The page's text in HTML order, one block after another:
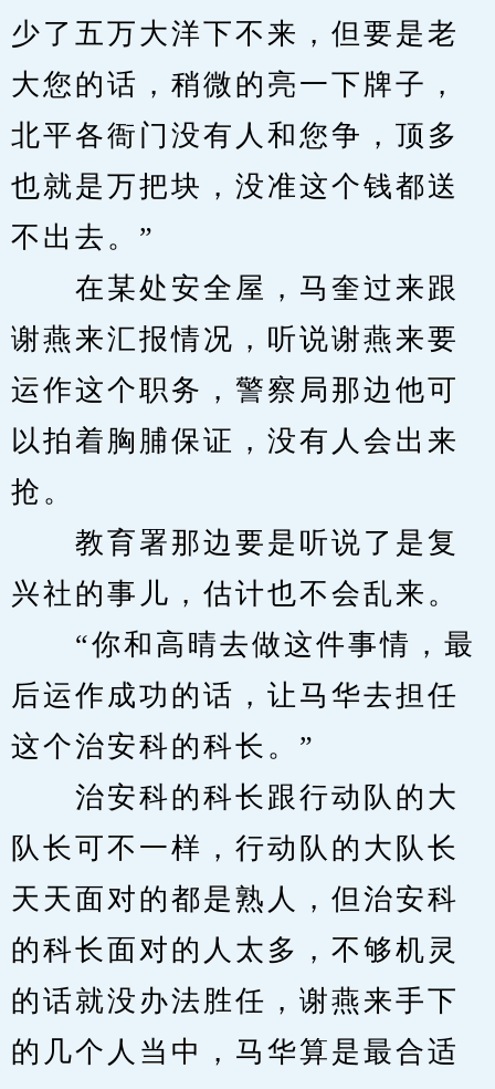
少了五万大洋下不来，但要是老
大您的话，稍微的亮一下牌子，
北平各衙门没有人和您争，顶多
也就是万把块，没准这个钱都送
不出去。”
在某处安全屋，马奎过来跟
谢燕来汇报情况，听说谢燕来要
运作这个职务，警察局那边他可
以拍着胸脯保证，没有人会出来
抢。
教育署那边要是听说了是复
兴社的事儿，估计也不会乱来。
“你和高晴去做这件事情，最
后运作成功的话，让马华去担任
这个治安科的科长。”
治安科的科长跟行动队的大
队长可不一样，行动队的大队长
天天面对的都是熟人，但治安科
的科长面对的人太多，不够机灵
的话就没办法胜任，谢燕来手下
的几个人当中，马华算是最合适